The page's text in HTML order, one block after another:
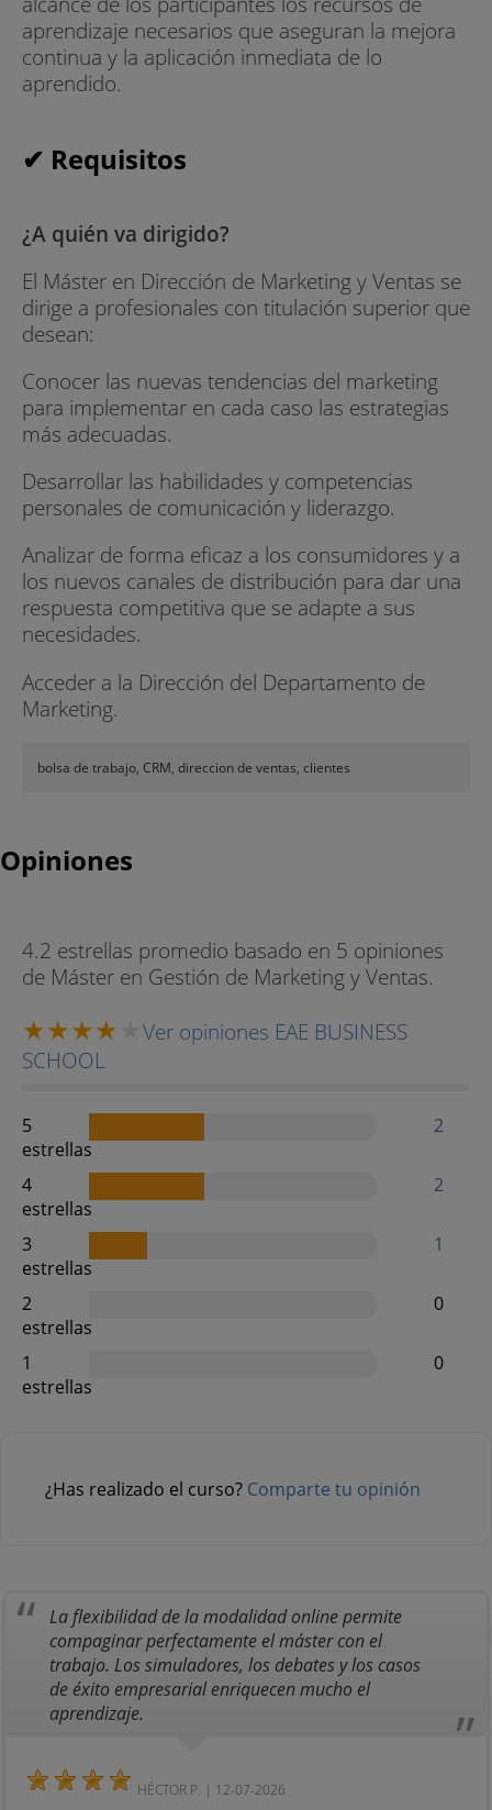
aprendizaje necesarios que aseguran la mejora
continua y la aplicación inmediata de lo
aprendido.
✔ Requisitos
¿A quién va dirigido?
El Máster en Dirección de Marketing y Ventas se
dirige a profesionales con titulación superior que
desean:
Conocer las nuevas tendencias del marketing
para implementar en cada caso las estrategias
más adecuadas.
Desarrollar las habilidades y competencias
personales de comunicación y liderazgo.
Analizar de forma eficaz a los consumidores y a
los nuevos canales de distribución para dar una
respuesta competitiva que se adapte a sus
necesidades.
Acceder a la Dirección del Departamento de
Marketing.
bolsa de trabajo, CRM, direccion de ventas, clientes
Opiniones
4.2 estrellas promedio basado en 5 opiniones
de Máster en Gestión de Marketing y Ventas.
Ver opiniones EAE BUSINESS
SCHOOL
5
estrellas
2
4
estrellas
2
3
estrellas
1
2
estrellas
0
1
estrellas
0
¿Has realizado el curso? Comparte tu opinión
La flexibilidad de la modalidad online permite
compaginar perfectamente el máster con el
trabajo. Los simuladores, los debates y los casos
de éxito empresarial enriquecen mucho el
aprendizaje.
HÉCTOR P. | 12-07-2026